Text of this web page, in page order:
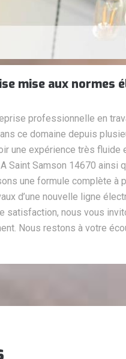
mise aux normes
professionnelle en
ce domaine depuis
une expérience très fluide
Saint Samson 14670 ainsi
une formule complète à
d’une nouvelle ligne
satisfaction, nous vous
Nous restons à votre